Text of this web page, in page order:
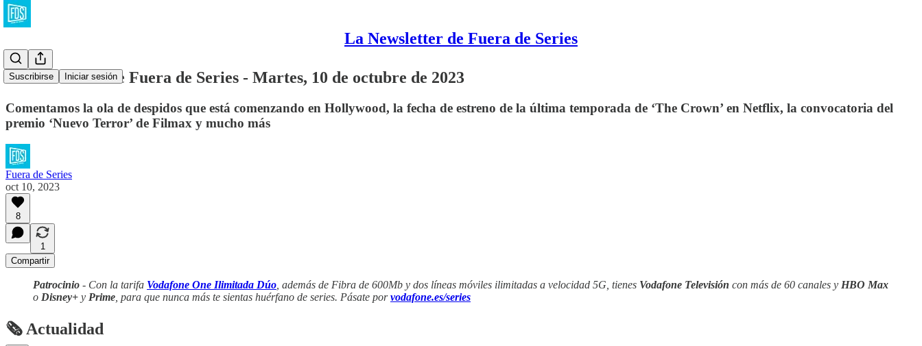
La Newsletter de Fuera de Series
Suscribirse Iniciar sesión
La Newsletter de Fuera de Series - Martes, 10 de octubre de 2023
Comentamos la ola de despidos que está comenzando en Hollywood, la fecha de estreno de la última temporada de ‘The Crown’ en Netflix, la convocatoria del
premio ‘Nuevo Terror’ de Filmax y mucho más
Fuera de Series
oct 10, 2023
8
1
Compartir
Patrocinio - Con la tarifa Vodafone One Ilimitada Dúo , además de Fibra de 600Mb y dos líneas móviles ilimitadas a velocidad 5G, tienes Vodafone Televisión con más de 60 canales y HBO Max
o Disney+ y Prime , para que nunca más te sientas huérfano de series. Pásate porvodafone.es/series
🗞 Actualidad